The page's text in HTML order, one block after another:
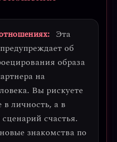
Эта
об
образа
на
Вы рискуете
в личность, а в
счастья.
знакомства по